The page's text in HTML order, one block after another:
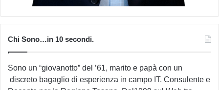
Chi Sono…in 10 secondi.
Sono un “giovanotto” del ’61, marito e papà con un
discreto bagaglio di esperienza in campo IT. Consulente e